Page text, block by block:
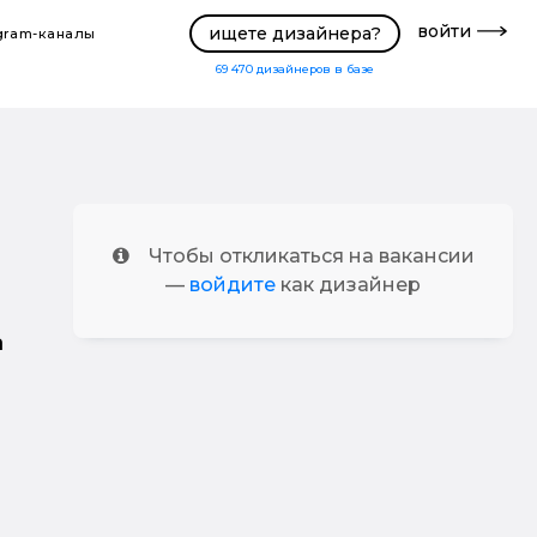
каналы ищете дизайнера?
69 470 дизайнеров в базе
войти
Чтобы откликаться на вакансии
— войдите как дизайнер